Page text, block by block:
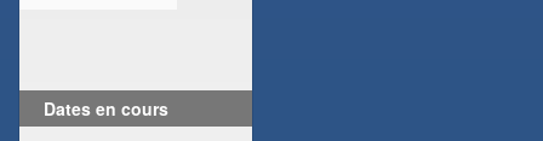
Dates en cours